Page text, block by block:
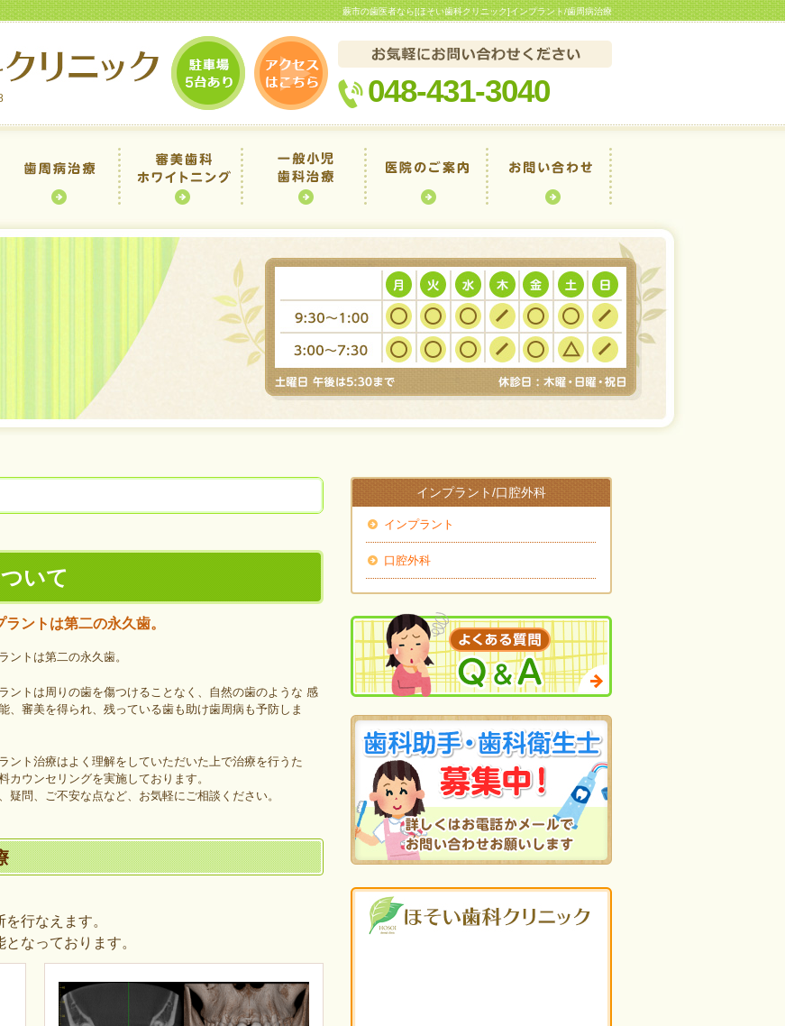
蕨市の歯医者なら[ほそい歯科クリニック]インプラント/歯周病治療
048-431-3040
いて
ラントは第二の永久歯。
ントは第二の永久歯。
ントは周りの歯を傷つけることなく、自然の歯のような 感
、審美を得られ、残っている歯も助け歯周病も予防しま
ント治療はよく理解をしていただいた上で治療を行うた
カウンセリングを実施しております。
疑問、ご不安な点など、お気軽にご相談ください。
行なえます。
なっております。
インプラント/口腔外科
インプラント
口腔外科